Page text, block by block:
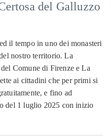
del Galluzzo
il tempo in uno dei monasteri
nostro territorio. La
Comune di Firenze e La
ai cittadini che per primi si
e fino ad
del 1 luglio 2025 con inizio